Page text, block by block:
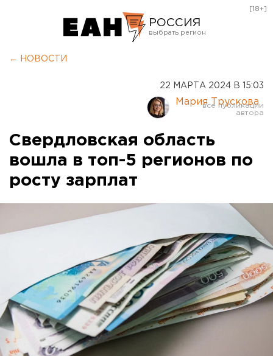
РОССИЯ
Курган
Оренбург
[18+]
← НОВОСТИ
22 МАРТА 2024 В 15:03
Мария Трускова
Свердловская область
вошла в топ-5 регионов по
росту зарплат